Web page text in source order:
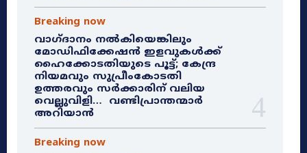
Breaking now
വാഗ്ദാനം നൽകിയെങ്കിലും
മോഡിഫിക്കേഷൻ ഇളവുകൾക്ക്
ഹൈക്കോടതിയുടെ പൂട്ട്; കേന്ദ്ര
നിയമവും സുപ്രീംകോടതി
ഉത്തരവും സർക്കാരിന് വലിയ
വെല്ലുവിളി… വണ്ടിപ്രാന്തന്മാർ
അറിയാൻ
Breaking now